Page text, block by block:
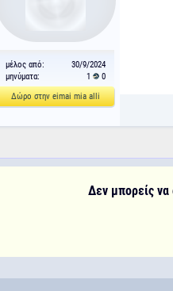
μέλος από:
30/9/2024
μηνύματα:
1
0
Δώρο στην eimai mia alli
Δεν μπορείς να